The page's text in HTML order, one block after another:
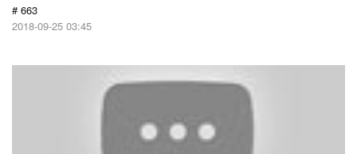
# 663
2018-09-25 03:45